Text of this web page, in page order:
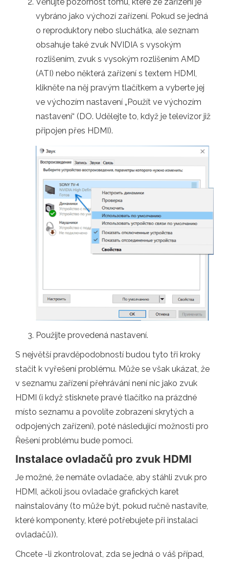
vybráno jako výchozí zařízení. Pokud se jedná
o reproduktory nebo sluchátka, ale seznam
obsahuje také zvuk NVIDIA s vysokým
rozlišením, zvuk s vysokým rozlišením AMD
(ATI) nebo některá zařízení s textem HDMI,
klikněte na něj pravým tlačítkem a vyberte jej
ve výchozím nastavení „Použít ve výchozím
nastavení“ (DO. Udělejte to, když je televizor již
připojen přes HDMI).
Použijte provedená nastavení.
S největší pravděpodobností budou tyto tři kroky
stačit k vyřešení problému. Může se však ukázat, že
v seznamu zařízení přehrávání není nic jako zvuk
HDMI (i když stisknete pravé tlačítko na prázdné
místo seznamu a povolíte zobrazení skrytých a
odpojených zařízení), poté následující možnosti pro
Řešení problému bude pomoci.
Instalace ovladačů pro zvuk HDMI
Je možné, že nemáte ovladače, aby stáhli zvuk pro
HDMI, ačkoli jsou ovladače grafických karet
nainstalovány (to může být, pokud ručně nastavíte,
které komponenty, které potřebujete při instalaci
ovladačů)).
Chcete -li zkontrolovat, zda se jedná o váš případ,